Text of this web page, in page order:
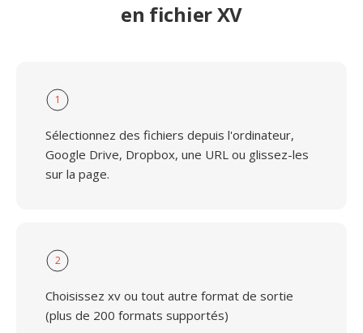
en fichier XV
1
Sélectionnez des fichiers depuis l'ordinateur,
Google Drive, Dropbox, une URL ou glissez-les
sur la page.
2
Choisissez xv ou tout autre format de sortie
(plus de 200 formats supportés)